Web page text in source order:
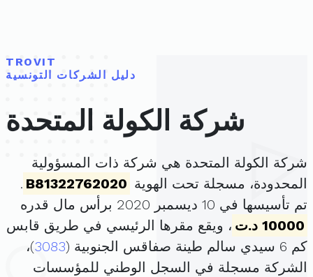
TROVIT
دليل الشركات التونسية
شركة الكولة المتحدة
شركة الكولة المتحدة هي شركة ذات المسؤولية
المحدودة، مسجلة تحت الهوية B81322762020
.
تم تأسيسها في 10 ديسمبر 2020 برأس مال قدره
10000 د.ت
، ويقع مقرها الرئيسي في طريق قابس
كم 6 سيدي سالم طينة صفاقس الجنوبية (
3083)،
الشركة مسجلة في السجل الوطني للمؤسسات